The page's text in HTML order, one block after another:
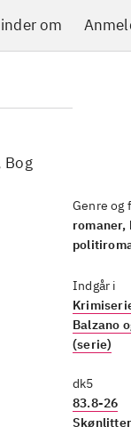
om
Bog
Genre og
romaner,
Indgår i
Balzano
(serie)
dk5
83.8-26